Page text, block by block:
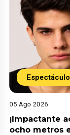
05 Ago 2026
¡Impactante
ocho metros